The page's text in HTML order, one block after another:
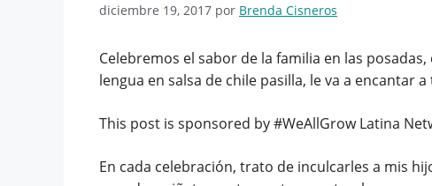
diciembre 19, 2017 por Brenda Cisneros
Celebremos el sabor de la familia en las
lengua en salsa de chile pasilla, le va a encantar
This post is sponsored by #WeAllGrow Latina
En cada celebración, trato de inculcarles a mis